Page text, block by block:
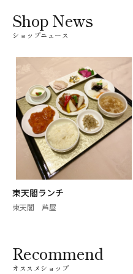
Shop News
ショップニュース
東天閣ランチ
東天閣 芦屋
Recommend
オススメショップ